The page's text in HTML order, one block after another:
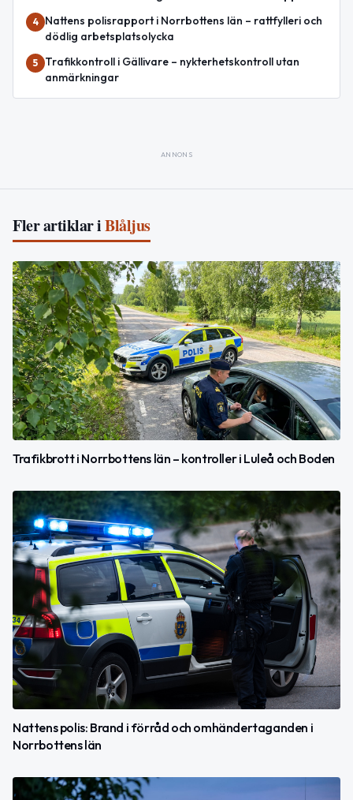
4
Nattens polisrapport i Norrbottens län – rattfylleri och
dödlig arbetsplatsolycka
5
Trafikkontroll i Gällivare – nykterhetskontroll utan
anmärkningar
ANNONS
Fler artiklar iBlåljus
Trafikbrott i Norrbottens län – kontroller i Luleå och Boden
Nattens polis: Brand i förråd och omhändertaganden i
Norrbottens län